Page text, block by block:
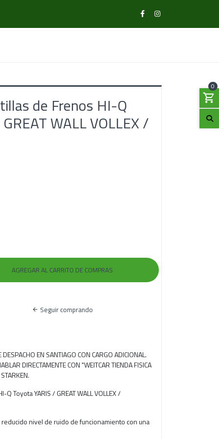
0
de Frenos HI-Q
WALL VOLLEX /
Seguir comprando
EN SANTIAGO CON CARGO ADICIONAL.
DIRECTAMENTE CON "WEITCAR TIENDA FISICA
Toyota YARIS / GREAT WALL VOLLEX /
nivel de ruido de funcionamiento con una